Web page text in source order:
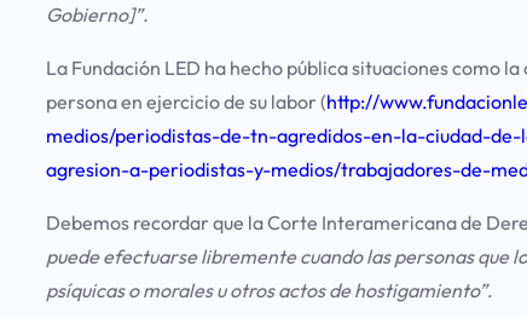
Gobierno]”.
La Fundación LED ha hecho pública situaciones como
persona en ejercicio de su labor (http://
medios/periodistas-de-tn-agredidos-en-la-ciudad-de-
agresion-a-periodistas-y-medios/trabajadores-de-
Debemos recordar que la Corte Interamericana de
puede efectuarse libremente cuando las personas que
psíquicas o morales u otros actos de hostigamiento”.